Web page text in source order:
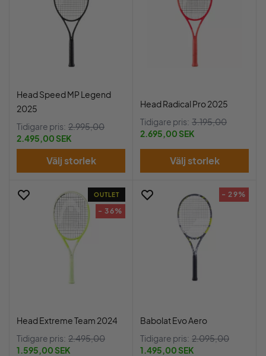
Head Speed MP Legend
2025
Tidigare pris: 2.995,00
2.495,00 SEK
Välj storlek
Head Radical Pro 2025
Tidigare pris: 3.195,00
2.695,00 SEK
Välj storlek
OUTLET
- 36%
Head Extreme Team 2024
Tidigare pris: 2.495,00
1.595,00 SEK
- 29%
Babolat Evo Aero
Tidigare pris: 2.095,00
1.495,00 SEK